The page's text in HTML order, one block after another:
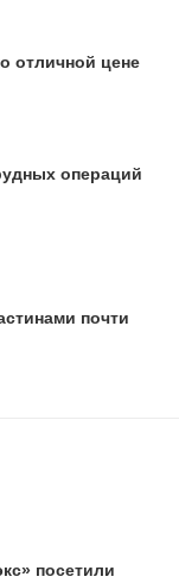
отличной цене
операций
почти
посетили